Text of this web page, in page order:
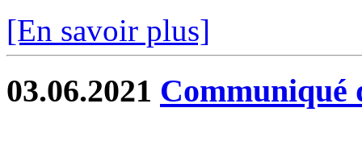
[En savoir plus]
03.06.2021 Communiqué